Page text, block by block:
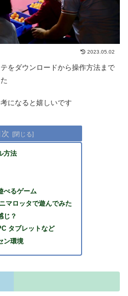
2023.05.02
をダウンロードから操作方法まで
になると嬉しいです
次
方法
べるゲーム
マロッタで遊んでみた
じ？
タブレットなど
ン環境